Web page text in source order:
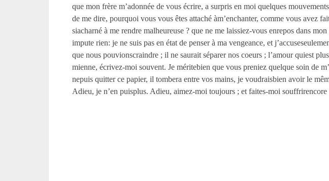
que mon frère m’adonnée de vous écrire, a surpris en moi quelques
de me dire, pourquoi vous vous êtes attaché àm’enchanter, comme vous avez
siacharné à me rendre malheureuse ? que ne me laissiez-vous enrepos dans
impute rien: je ne suis pas en état de penser à ma vengeance, et
que nous pouvionscraindre ; il ne saurait séparer nos coeurs ; l’amour quiest
mienne, écrivez-moi souvent. Je méritebien que vous preniez quelque soin de
nepuis quitter ce papier, il tombera entre vos mains, je voudraisbien avoir le
Adieu, je n’en puisplus. Adieu, aimez-moi toujours ; et faites-moi souffrirencore